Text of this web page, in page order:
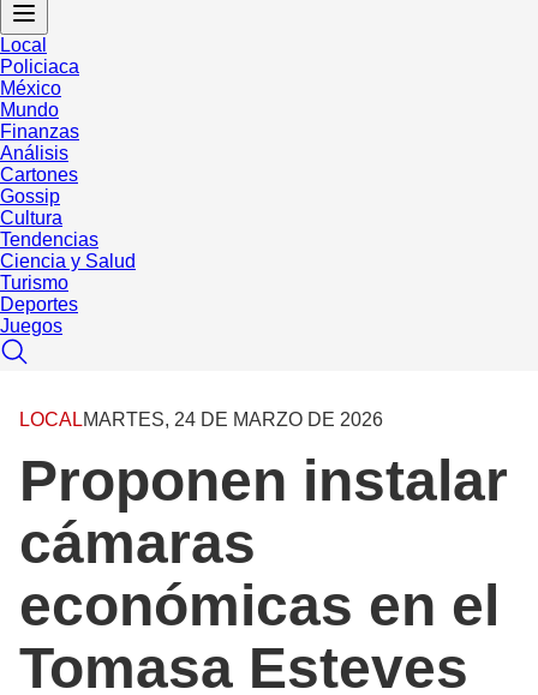
Local
Policiaca
México
Mundo
Finanzas
Análisis
Cartones
Gossip
Cultura
Tendencias
Ciencia y Salud
Turismo
Deportes
Juegos
LOCALMARTES, 24 DE MARZO DE 2026
Proponen instalar
cámaras
económicas en el
Tomasa Esteves